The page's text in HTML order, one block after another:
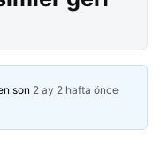
son 2 ay 2 hafta önce